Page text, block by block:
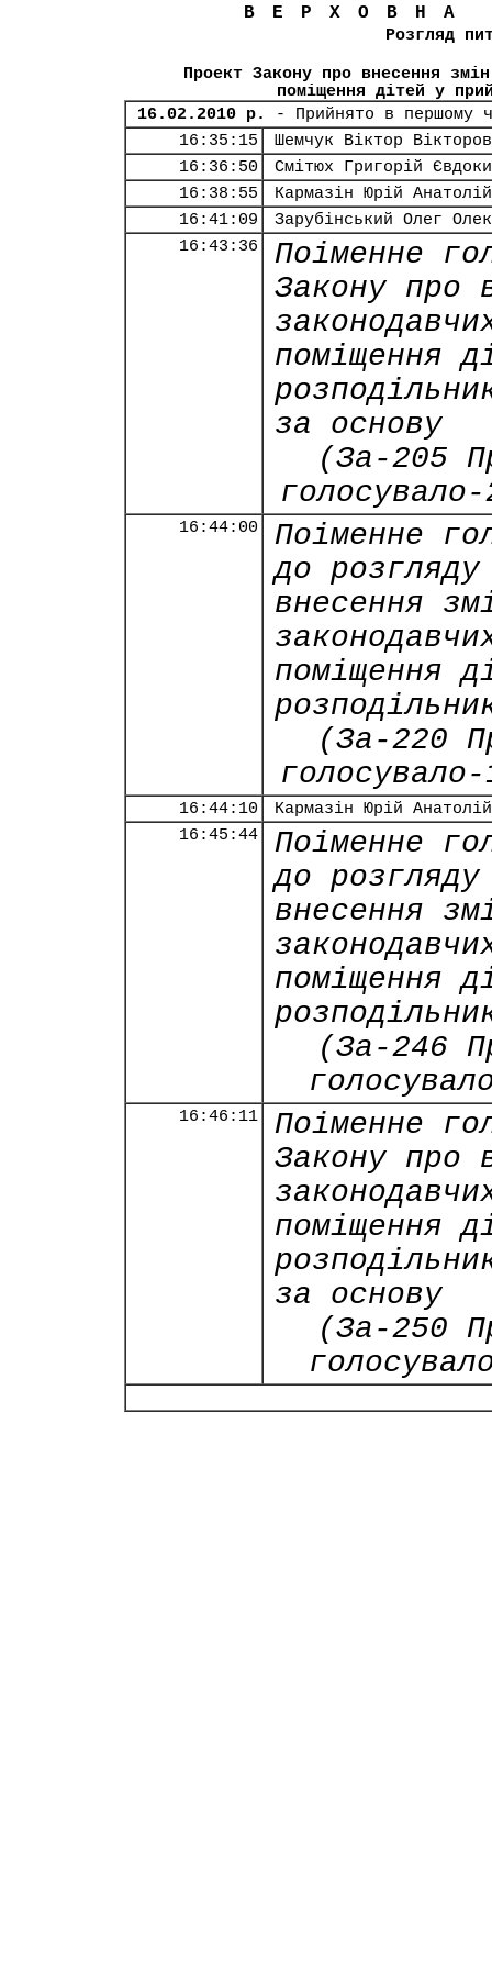
Розгляд
Проект Закону про внесення
поміщення дітей у
16.02.2010 р.
- Прийнято в першому
16:35:15
Шемчук Віктор
16:36:50
Смітюх Григорій
16:38:55
Кармазін Юрій
16:41:09
Зарубінський Олег
16:43:36
Поіменне
Закону про
поміщення
за основу
(За-205
16:44:00
Поіменне
до
внесення
поміщення
(За-220
16:44:10
Кармазін Юрій
16:45:44
Поіменне
до
внесення
поміщення
(За-246
16:46:11
Поіменне
Закону про
поміщення
за основу
(За-250